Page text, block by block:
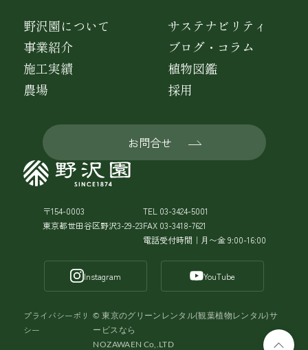
〒154-0003
東京都世田谷区野沢3-29-23
TEL 03-3424-5001
FAX 03-3418-7621
電話受付時間｜月〜金 9:00-16:00
Instagram YouTube
©東京のグリーンレンタル(観葉植物レンタル)サ
ービスなら
NOZAWAEN Co,.LTD
プライバシーポリ
シー
野沢園について
事業紹介
施工実績
農場
サステナビリティ
ブログ・コラム
植物図鑑
採用
お問合せ